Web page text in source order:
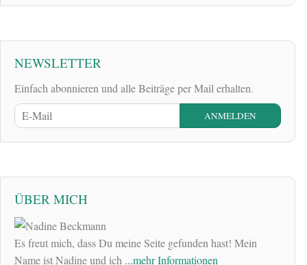
NEWSLETTER
Einfach abonnieren und alle Beiträge per Mail erhalten.
ÜBER MICH
Es freut mich, dass Du meine Seite gefunden hast! Mein
Name ist Nadine und ich ...mehr Informationen